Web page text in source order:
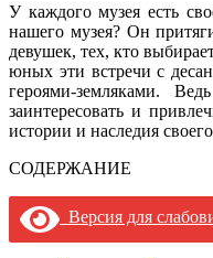
У каждого музея есть
нашего музея? Он
девушек, тех, кто
юных эти встречи с
героями-земляками.
заинтересовать и
истории и наследия
СОДЕРЖАНИЕ
Версия для